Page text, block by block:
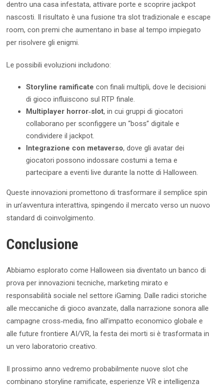
dentro una casa infestata, attivare porte e scoprire jackpot
nascosti. Il risultato è una fusione tra slot tradizionale e escape
room, con premi che aumentano in base al tempo impiegato
per risolvere gli enigmi.
Le possibili evoluzioni includono:
Storyline ramificate con finali multipli, dove le decisioni
di gioco influiscono sul RTP finale.
Multiplayer horror‑slot, in cui gruppi di giocatori
collaborano per sconfiggere un “boss” digitale e
condividere il jackpot.
Integrazione con metaverso, dove gli avatar dei
giocatori possono indossare costumi a tema e
partecipare a eventi live durante la notte di Halloween.
Queste innovazioni promettono di trasformare il semplice spin
in un’avventura interattiva, spingendo il mercato verso un nuovo
standard di coinvolgimento.
Conclusione
Abbiamo esplorato come Halloween sia diventato un banco di
prova per innovazioni tecniche, marketing mirato e
responsabilità sociale nel settore iGaming. Dalle radici storiche
alle meccaniche di gioco avanzate, dalla narrazione sonora alle
campagne cross‑media, fino all’impatto economico globale e
alle future frontiere AI/VR, la festa dei morti si è trasformata in
un vero laboratorio creativo.
Il prossimo anno vedremo probabilmente nuove slot che
combinano storyline ramificate, esperienze VR e intelligenza